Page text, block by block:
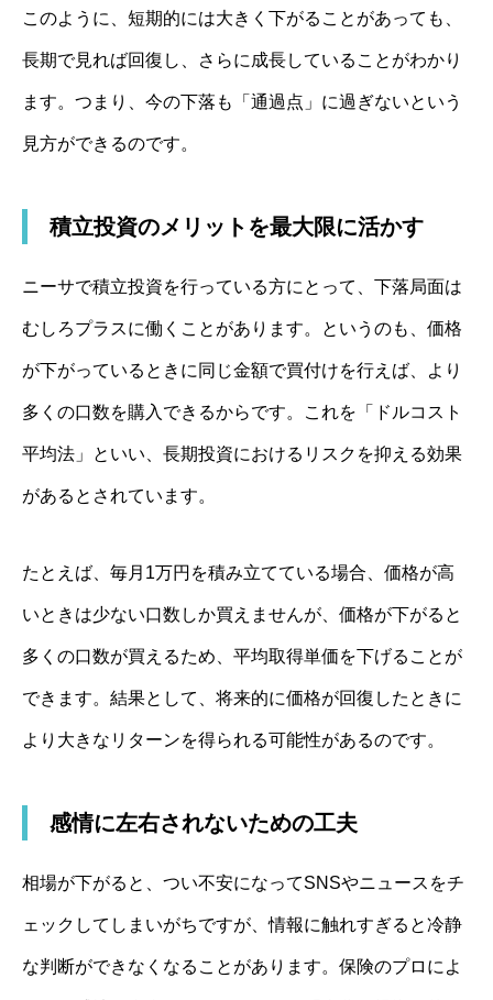
このように、短期的には大きく下がることがあっても、
長期で見れば回復し、さらに成長していることがわかり
ます。つまり、今の下落も「通過点」に過ぎないという
見方ができるのです。
積立投資のメリットを最大限に活かす
ニーサで積立投資を行っている方にとって、下落局面は
むしろプラスに働くことがあります。というのも、価格
が下がっているときに同じ金額で買付けを行えば、より
多くの口数を購入できるからです。これを「ドルコスト
平均法」といい、長期投資におけるリスクを抑える効果
があるとされています。
たとえば、毎月1万円を積み立てている場合、価格が高
いときは少ない口数しか買えませんが、価格が下がると
多くの口数が買えるため、平均取得単価を下げることが
できます。結果として、将来的に価格が回復したときに
より大きなリターンを得られる可能性があるのです。
感情に左右されないための工夫
相場が下がると、つい不安になってSNSやニュースをチ
ェックしてしまいがちですが、情報に触れすぎると冷静
な判断ができなくなることがあります。保険のプロによ